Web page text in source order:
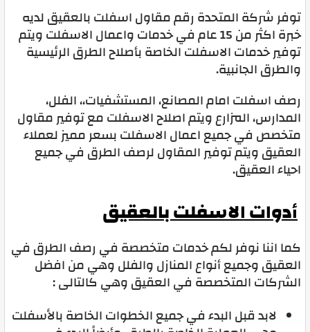
توفر شركة المتحدة رقم مقاول اسفلت بالعقيق لديه
خبرة اكثر من 15 عام في خدمات واعمال الاسفلت ويتم
توفير خدمات الاسفلت الخاصة بأصلاح الطرق الرئيسية
والطرق الجانبية.
رصف اسفلت امام المصانع، المستشفيات،، الفلل،
المدارس، المزارع ويتم اصلاح الاسفلت مع توفير مقاول
متخصص في جميع اعمال الاسفلت بسعر مميز لعملاء
العقيق ويتم توفير المقاول لرصف الطرق في جميع
احياء العقيق.
أدوات الاسفلت بالعقيق
كما اننا نوفر لكم خدمات متخصصة في رصف الطرق في
العقيق وجميع أنواع المنازل والفلل وهي من افضل
الشركات المتخصصة في العقيق وهي كالتالى :
لابد قبل البدء في جميع الخطوات الخاصة بالأسفلت